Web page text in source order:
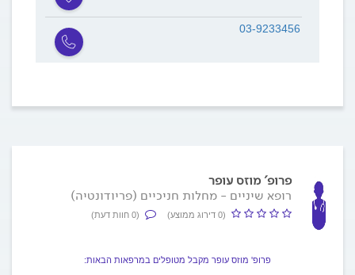
03-9233456
פרופ' מוזס עופר
רופא שיניים - מחלות חניכיים (פריודונטיה)
(0 דירוג ממוצע) (0 חוות דעת)
פרופ' מוזס עופר מקבל מטופלים במרפאות הבאות: